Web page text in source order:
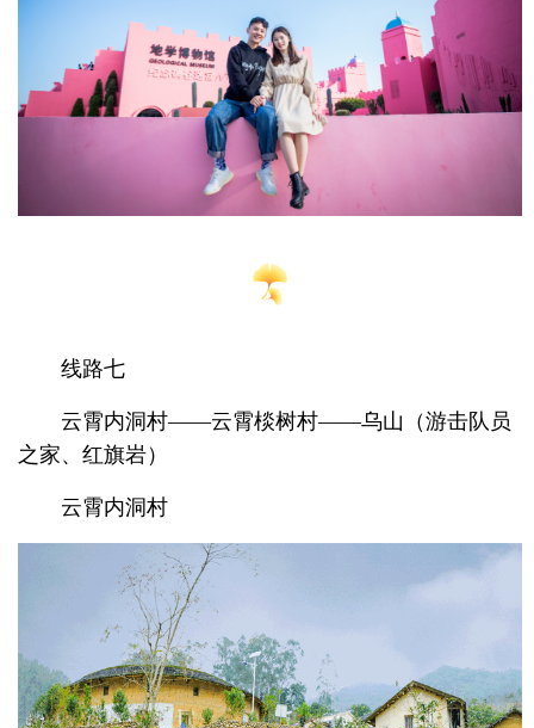
线路七
云霄内洞村——云霄棪树村——乌山（游击队员
之家、红旗岩）
云霄内洞村